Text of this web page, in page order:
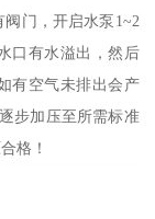
门，开启水泵1~2
口有水溢出，然后
有空气未排出会产
步加压至所需标准
格！